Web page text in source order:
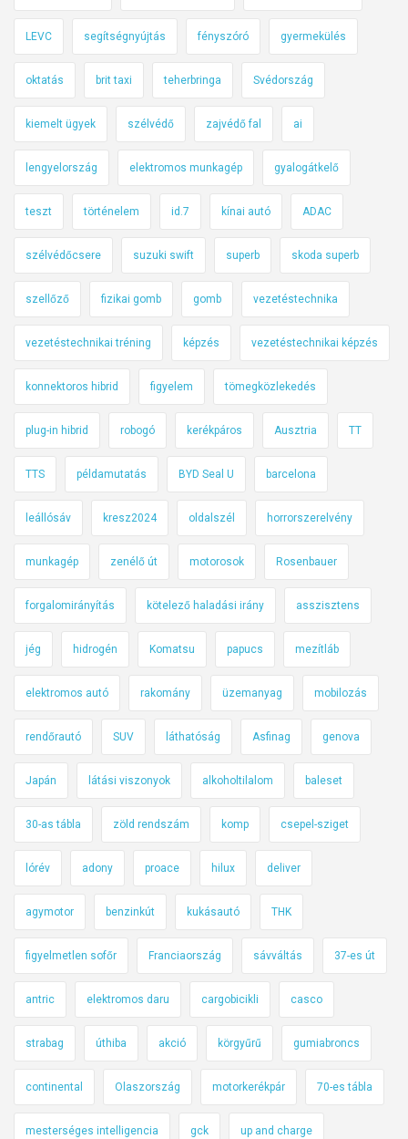
LEVC segítségnyújtás fényszóró gyermekülés
oktatás brit taxi teherbringa Svédország
kiemelt ügyek szélvédő zajvédő fal ai
lengyelország elektromos munkagép gyalogátkelő
teszt történelem id.7 kínai autó ADAC
szélvédőcsere suzuki swift superb skoda superb
szellőző fizikai gomb gomb vezetéstechnika
vezetéstechnikai tréning képzés vezetéstechnikai képzés
konnektoros hibrid figyelem tömegközlekedés
plug-in hibrid robogó kerékpáros Ausztria TT
TTS példamutatás BYD Seal U barcelona
leállósáv kresz2024 oldalszél horrorszerelvény
munkagép zenélő út motorosok Rosenbauer
forgalomirányítás kötelező haladási irány asszisztens
jég hidrogén Komatsu papucs mezítláb
elektromos autó rakomány üzemanyag mobilozás
rendőrautó SUV láthatóság Asfinag genova
Japán látási viszonyok alkoholtilalom baleset
30-as tábla zöld rendszám komp csepel-sziget
lórév adony proace hilux deliver
agymotor benzinkút kukásautó THK
figyelmetlen sofőr Franciaország sávváltás 37-es út
antric elektromos daru cargobicikli casco
strabag úthiba akció körgyűrű gumiabroncs
continental Olaszország motorkerékpár 70-es tábla
mesterséges intelligencia gck up and charge